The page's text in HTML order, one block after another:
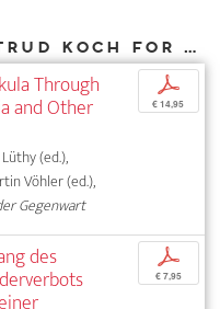
Other texts by Gertrud Koch for DIAPHANES
Through
and Other
(ed.),
Vöhler (ed.),
Gegenwart
p
€ 14,95
des p
€ 7,95